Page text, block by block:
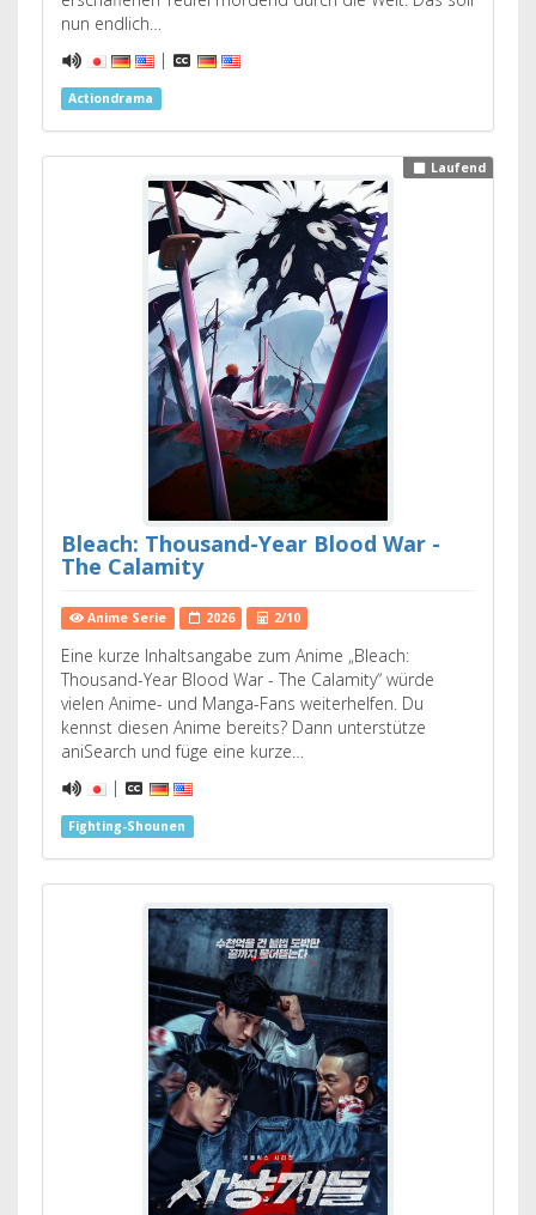
nun endlich…
|
Actiondrama
Laufend
Bleach: Thousand-Year Blood War -
The Calamity
Anime Serie 2026 2/10
Eine kurze Inhaltsangabe zum Anime „Bleach:
Thousand-Year Blood War - The Calamity“ würde
vielen Anime- und Manga-Fans weiterhelfen. Du
kennst diesen Anime bereits? Dann unterstütze
aniSearch und füge eine kurze…
|
Fighting-Shounen